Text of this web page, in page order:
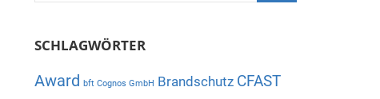
SCHLAGWÖRTER
Award bft Cognos GmbH Brandschutz CFAST